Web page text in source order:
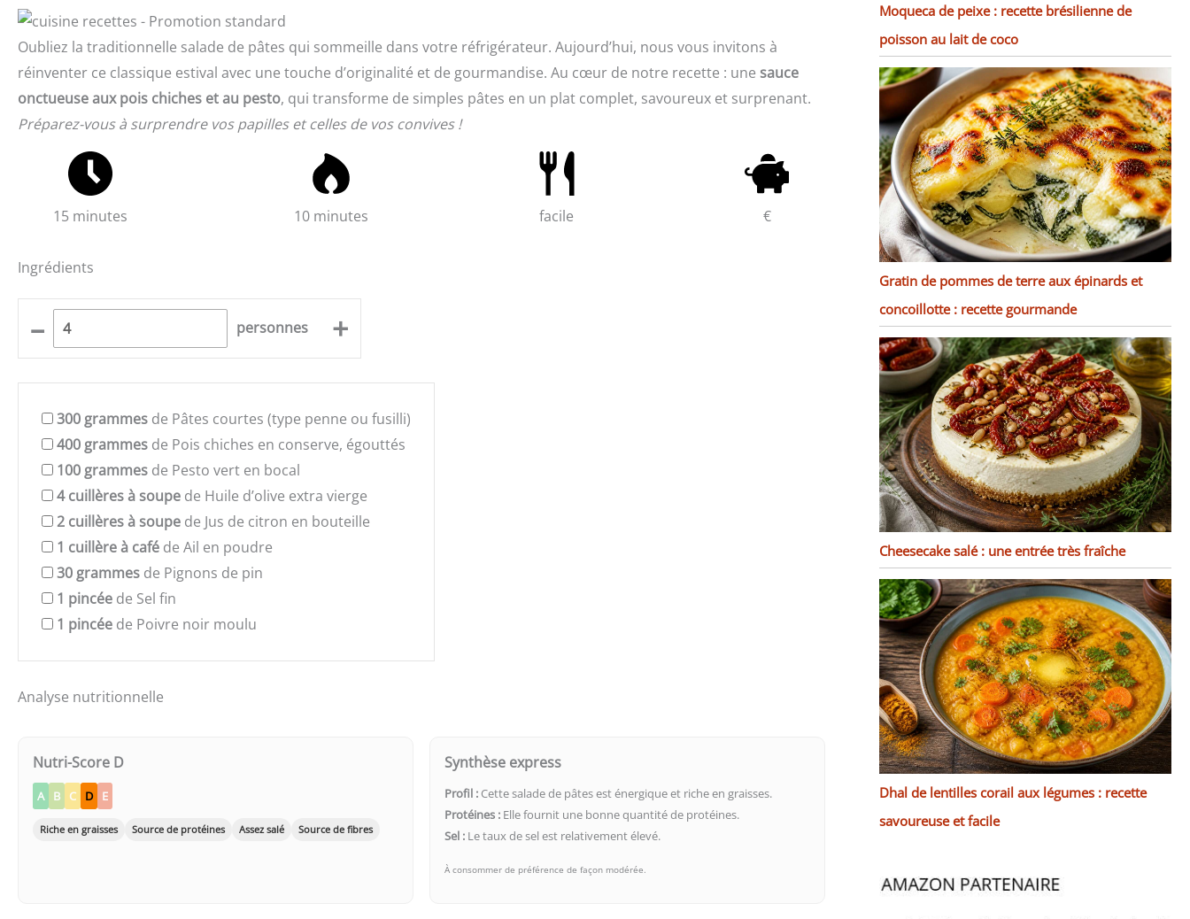
Oubliez la traditionnelle salade de pâtes qui sommeille dans votre réfrigérateur. Aujourd’hui, nous vous invitons à
réinventer ce classique estival avec une touche d’originalité et de gourmandise. Au cœur de notre recette : une sauce
onctueuse aux pois chiches et au pesto, qui transforme de simples pâtes en un plat complet, savoureux et surprenant.
Préparez-vous à surprendre vos papilles et celles de vos convives !
15 minutes 10 minutes facile €
Ingrédients
– personnes +
300 grammes de Pâtes courtes (type penne ou fusilli)
400 grammes de Pois chiches en conserve, égouttés
100 grammes de Pesto vert en bocal
4 cuillères à soupe de Huile d’olive extra vierge
2 cuillères à soupe de Jus de citron en bouteille
1 cuillère à café de Ail en poudre
30 grammes de Pignons de pin
1 pincée de Sel fin
1 pincée de Poivre noir moulu
Analyse nutritionnelle
Nutri-Score D
A B C D E
Riche en graisses Source de protéines Assez salé Source de fibres
Synthèse express
Profil : Cette salade de pâtes est énergique et riche en graisses.
Protéines : Elle fournit une bonne quantité de protéines.
Sel : Le taux de sel est relativement élevé.
À consommer de préférence de façon modérée.
Moqueca de peixe : recette brésilienne de
poisson au lait de coco
Gratin de pommes de terre aux épinards et
concoillotte : recette gourmande
Cheesecake salé : une entrée très fraîche
Dhal de lentilles corail aux légumes : recette
savoureuse et facile